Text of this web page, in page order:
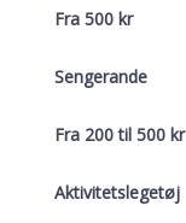
Fra 500 kr
Sengerande
Fra 200 til 500 kr
Aktivitetslegetøj